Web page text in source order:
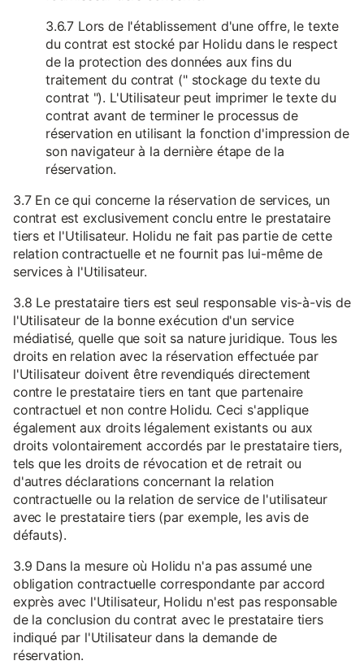
3.6.7 Lors de l'établissement d'une offre, le texte
du contrat est stocké par Holidu dans le respect
de la protection des données aux fins du
traitement du contrat (" stockage du texte du
contrat "). L'Utilisateur peut imprimer le texte du
contrat avant de terminer le processus de
réservation en utilisant la fonction d'impression de
son navigateur à la dernière étape de la
réservation.
3.7 En ce qui concerne la réservation de services, un
contrat est exclusivement conclu entre le prestataire
tiers et l'Utilisateur. Holidu ne fait pas partie de cette
relation contractuelle et ne fournit pas lui-même de
services à l'Utilisateur.
3.8 Le prestataire tiers est seul responsable vis-à-vis de
l'Utilisateur de la bonne exécution d'un service
médiatisé, quelle que soit sa nature juridique. Tous les
droits en relation avec la réservation effectuée par
l'Utilisateur doivent être revendiqués directement
contre le prestataire tiers en tant que partenaire
contractuel et non contre Holidu. Ceci s'applique
également aux droits légalement existants ou aux
droits volontairement accordés par le prestataire tiers,
tels que les droits de révocation et de retrait ou
d'autres déclarations concernant la relation
contractuelle ou la relation de service de l'utilisateur
avec le prestataire tiers (par exemple, les avis de
défauts).
3.9 Dans la mesure où Holidu n'a pas assumé une
obligation contractuelle correspondante par accord
exprès avec l'Utilisateur, Holidu n'est pas responsable
de la conclusion du contrat avec le prestataire tiers
indiqué par l'Utilisateur dans la demande de
réservation.